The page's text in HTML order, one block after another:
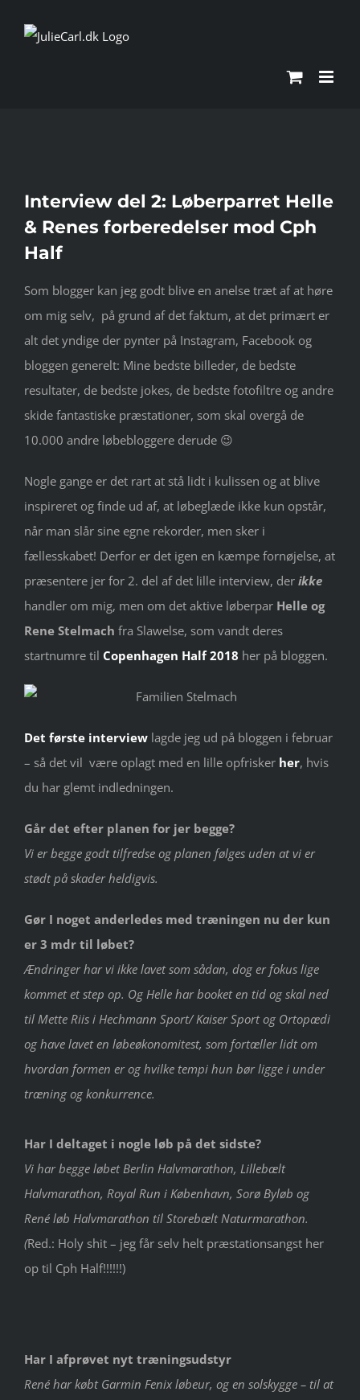
Interview del 2: Løberparret Helle
& Renes forberedelser mod Cph
Half
Som blogger kan jeg godt blive en anelse træt af at høre
om mig selv, på grund af det faktum, at det primært er
alt det yndige der pynter på Instagram, Facebook og
bloggen generelt: Mine bedste billeder, de bedste
resultater, de bedste jokes, de bedste fotofiltre og andre
skide fantastiske præstationer, som skal overgå de
10.000 andre løbebloggere derude 😉
Nogle gange er det rart at stå lidt i kulissen og at blive
inspireret og finde ud af, at løbeglæde ikke kun opstår,
når man slår sine egne rekorder, men sker i
fællesskabet! Derfor er det igen en kæmpe fornøjelse, at
præsentere jer for 2. del af det lille interview, der ikke
handler om mig, men om det aktive løberpar Helle og
Rene Stelmach fra Slawelse, som vandt deres
startnumre til Copenhagen Half 2018 her på bloggen.
Det første interview lagde jeg ud på bloggen i februar
– så det vil være oplagt med en lille opfrisker her, hvis
du har glemt indledningen.
Går det efter planen for jer begge?
Vi er begge godt tilfredse og planen følges uden at vi er
stødt på skader heldigvis.
Gør I noget anderledes med træningen nu der kun
er 3 mdr til løbet?
Ændringer har vi ikke lavet som sådan, dog er fokus lige
kommet et step op. Og Helle har booket en tid og skal ned
til Mette Riis i Hechmann Sport/ Kaiser Sport og Ortopædi
og have lavet en løbeøkonomitest, som fortæller lidt om
hvordan formen er og hvilke tempi hun bør ligge i under
træning og konkurrence.
Har I deltaget i nogle løb på det sidste?
Vi har begge løbet Berlin Halvmarathon, Lillebælt
Halvmarathon, Royal Run i København, Sorø Byløb og
René løb Halvmarathon til Storebælt Naturmarathon.
(Red.: Holy shit – jeg får selv helt præstationsangst her
op til Cph Half!!!!!!)
Har I afprøvet nyt træningsudstyr
René har købt Garmin Fenix løbeur, og en solskygge – til at